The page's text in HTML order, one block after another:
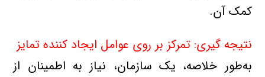
كمك آن.
نتيجه گيري: تمركز بر روي عوامل ايجاد كننده تمايز
به‌طور خلاصه، يك سازمان، نياز به اطمينان از